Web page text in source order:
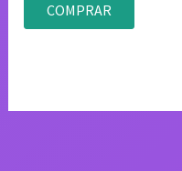
4.75
de 5
COMPRAR